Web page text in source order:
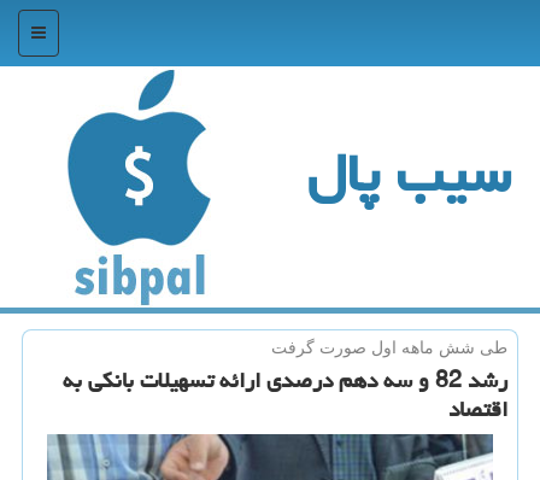
منو
سیب پال
طی شش ماهه اول صورت گرفت
رشد 82 و سه دهم درصدی ارائه تسهیلات بانكی به
اقتصاد